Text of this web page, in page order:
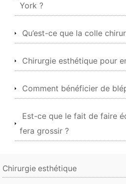
York ?
Qu’est-ce que la colle
Chirurgie esthétique pour
Comment bénéficier de
Est-ce que le fait de faire
fera grossir ?
Chirurgie esthétique